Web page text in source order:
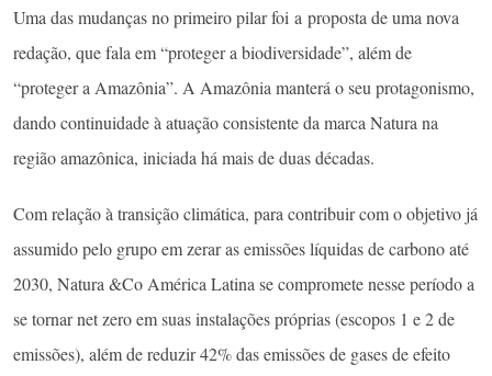
Uma das mudanças no primeiro pilar foi a proposta de uma nova
redação, que fala em “proteger a biodiversidade”, além de
“proteger a Amazônia”. A Amazônia manterá o seu protagonismo,
dando continuidade à atuação consistente da marca Natura na
região amazônica, iniciada há mais de duas décadas.
Com relação à transição climática, para contribuir com o objetivo já
assumido pelo grupo em zerar as emissões líquidas de carbono até
2030, Natura &Co América Latina se compromete nesse período a
se tornar net zero em suas instalações próprias (escopos 1 e 2 de
emissões), além de reduzir 42% das emissões de gases de efeito